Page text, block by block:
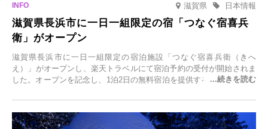
滋賀県 日本情報
滋賀県長浜市に一日一組限定の宿「つなぐ宿喜兵
衛」がオープン
滋賀県長浜市に一日一組限定の宿泊施設「つなぐ宿喜兵衛（きへ
え）」がオープンし、楽天トラベルにて宿泊予約の受付が開始されま
した。オープンを記念し、1泊2日の無料宿泊を提供するキャンペーン
一組限定の宿だからこそ叶う、大切な人との特別な時間を体験いただ
けます。